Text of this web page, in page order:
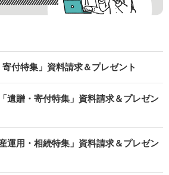
付特集」資料請求＆プレゼント
遺贈・寄付特集」資料請求＆プレゼン
運用・相続特集」資料請求＆プレゼン